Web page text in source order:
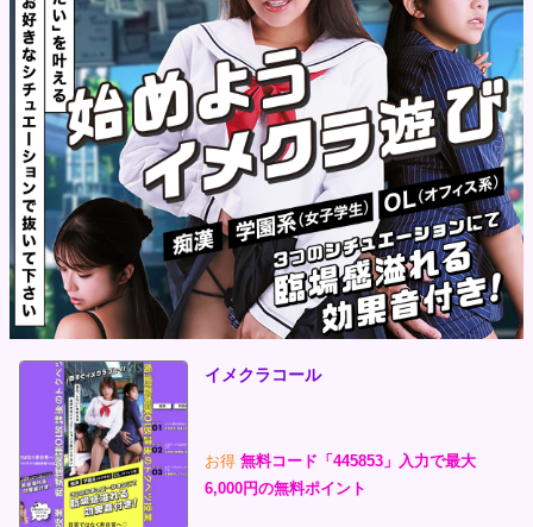
イメクラコール
お得 無料コード「445853」入力で最大
6,000円の無料ポイント